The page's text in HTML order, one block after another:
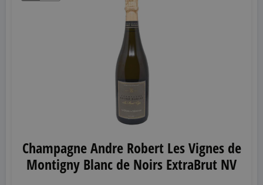
Champagne Andre Robert Les Vignes de
Montigny Blanc de Noirs ExtraBrut NV